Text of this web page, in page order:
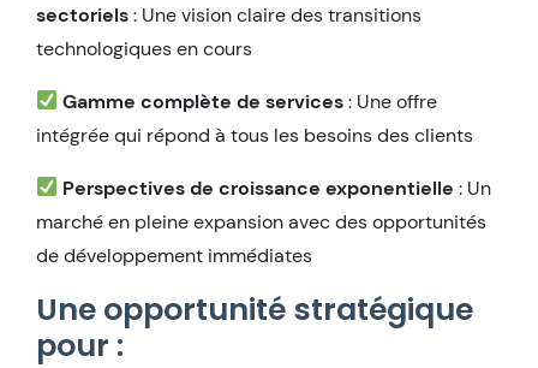
sectoriels: Une vision claire des transitions
technologiques en cours
Gamme complète de services: Une offre
intégrée qui répond à tous les besoins des clients
Perspectives de croissance exponentielle : Un
marché en pleine expansion avec des opportunités
de développement immédiates
Une opportunité stratégique
pour :